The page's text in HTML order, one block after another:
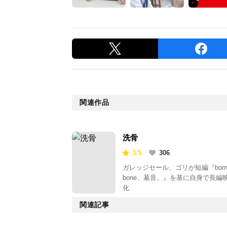
関連作品
洗骨
3.5
306
ガレッジセール、ゴリが短編『born
bone、墓音。』を基に自身で長編
化
関連記事